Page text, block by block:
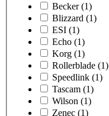
Becker (1)
Blizzard (1)
ESI (1)
Echo (1)
Korg (1)
Rollerblade (1)
Speedlink (1)
Tascam (1)
Wilson (1)
Zenec (1)